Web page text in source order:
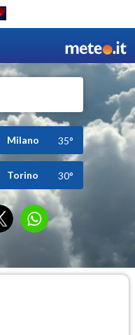
Milano 35°
Torino 30°